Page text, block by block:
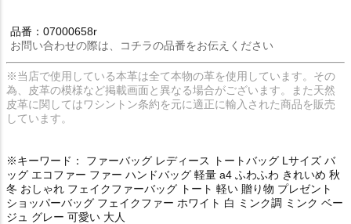
品番：07000658r
お問い合わせの際は、コチラの品番をお伝えください
※当店で使用している本革は全て本物の革を使用しています。その
為、皮革の模様など掲載画面と異なる場合がございます。また天然
皮革に関してはワシントン条約を元に適正に輸入された商品を販売
しています。
※キーワード： ファーバッグ レディース トートバッグ Lサイズ バ
ッグ エコファー ファー ハンドバッグ 軽量 a4 ふわふわ きれいめ 秋
冬 おしゃれ フェイクファーバッグ トート 軽い 贈り物 プレゼント
ショッパーバッグ フェイクファー ホワイト 白 ミンク調 ミンク ベー
ジュ グレー 可愛い 大人